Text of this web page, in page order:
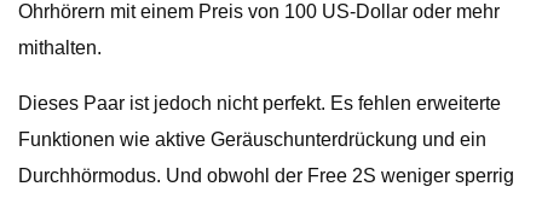
Ohrhörern mit einem Preis von 100 US-Dollar oder mehr
mithalten.
Dieses Paar ist jedoch nicht perfekt. Es fehlen erweiterte
Funktionen wie aktive Geräuschunterdrückung und ein
Durchhörmodus. Und obwohl der Free 2S weniger sperrig